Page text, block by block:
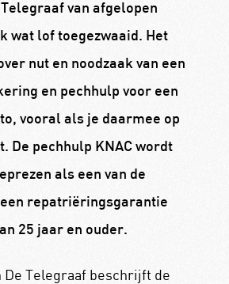
van afgelopen
wat lof toegezwaaid. Het
nut en noodzaak van een
en pechhulp voor een
vooral als je daarmee op
De pechhulp KNAC wordt
als een van de
repatriëringsgarantie
25 jaar en ouder.
Telegraaf beschrijft de